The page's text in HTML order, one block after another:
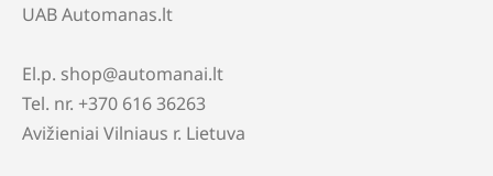
UAB Automanas.lt
El.p. shop@automanai.lt
Tel. nr. +370 616 36263
Avižieniai Vilniaus r. Lietuva